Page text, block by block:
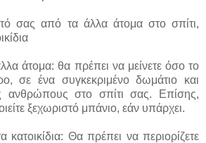
σας από τα άλλα άτομα στο σπίτι,
άτομα: θα πρέπει να μείνετε όσο το
σε ένα συγκεκριμένο δωμάτιο και
ανθρώπους στο σπίτι σας. Επίσης,
ξεχωριστό μπάνιο, εάν υπάρχει.
κατοικίδια: Θα πρέπει να περιορίζετε